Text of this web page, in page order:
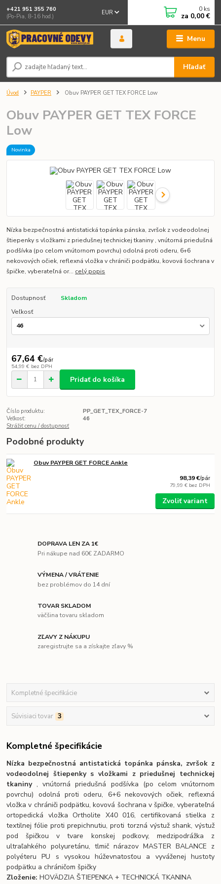
Menu
EUR
Hľadať
+421 951 355 760
(Po-Pia, 8-16 hod.)
0 ks
za 0,00 €
Úvod PAYPER Obuv PAYPER GET TEX FORCE Low
Obuv PAYPER GET TEX FORCE
Low
Novinka
Nízka bezpečnostná antistatická topánka pánska, zvršok z vodeodolnej
štiepenky s vložkami z priedušnej technickej tkaniny , vnútorná priedušná
podšívka (po celom vnútornom povrchu) odolná proti oderu, 6+6
nekovových očiek, reflexná vložka v chrániči podpätku, kovová šochrana v
špičke, vyberateľná or... celý popis
Dostupnosť
Skladom
Veľkosť
67,64 €/pár
54,99 € bez DPH
Pridať do košíka
Číslo produktu:
PP_GET_TEX_FORCE-7
Veľkosť:
46
Strážiť cenu / dostupnosť
Podobné produkty
Obuv PAYPER GET FORCE Ankle
98,39 €/pár
79,99 € bez DPH
Zvoliť variant
DOPRAVA LEN ZA 1€
Pri nákupe nad 60€ ZADARMO
VÝMENA / VRÁTENIE
bez problémov do 14 dní
TOVAR SKLADOM
väčšina tovaru skladom
ZĽAVY Z NÁKUPU
zaregistrujte sa a získajte zľavy %
Kompletné špecifikácie
Súvisiaci tovar 3
Kompletné špecifikácie
Nízka bezpečnostná antistatická topánka pánska, zvršok z
vodeodolnej štiepenky s vložkami z priedušnej technickej
tkaniny, vnútorná priedušná podšívka (po celom vnútornom
povrchu) odolná proti oderu, 6+6 nekovových očiek, reflexná
vložka v chrániči podpätku, kovová šochrana v špičke, vyberateľná
ortopedická vložka Ortholite X40 016, certifikovaná stielka z
textilnej fólie proti prepichnutiu, proti torzná výstuž shank, výstuž
pod špičkou v tvare konskej podkovy, medzipodrážka z
ultraľahkého polyuretánu, tlmič nárazov MASTER BALANCE z
polyéteru PU s vysokou húževnatosťou a vyváženej hustoty
podpätku a chráničom špičky
Zloženie: HOVÄDZIA ŠTIEPENKA + TECHNICKÁ TKANINA